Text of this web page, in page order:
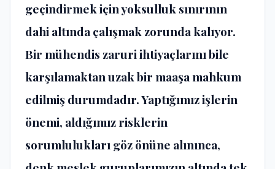
geçindirmek için yoksulluk sınırının
dahi altında çalışmak zorunda kalıyor.
Bir mühendis zaruri ihtiyaçlarını bile
karşılamaktan uzak bir maaşa mahkum
edilmiş durumdadır. Yaptığımız işlerin
önemi, aldığımız risklerin
sorumlulukları göz önüne alınınca,